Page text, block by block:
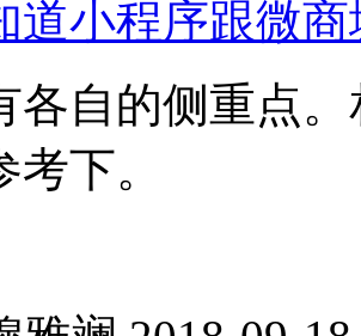
道小程序跟微
各自的侧重点
下。